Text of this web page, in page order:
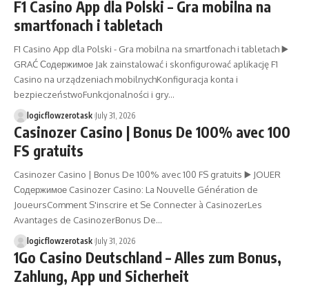
F1 Casino App dla Polski – Gra mobilna na
smartfonach i tabletach
F1 Casino App dla Polski - Gra mobilna na smartfonach i tabletach ▶️
GRAĆ Содержимое Jak zainstalować i skonfigurować aplikację F1
Casino na urządzeniach mobilnychKonfiguracja konta i
bezpieczeństwoFunkcjonalności i gry…
logicflowzerotask July 31, 2026
Casinozer Casino | Bonus De 100% avec 100
FS gratuits
Casinozer Casino | Bonus De 100% avec 100 FS gratuits ▶️ JOUER
Содержимое Casinozer Casino: La Nouvelle Génération de
JoueursComment S'inscrire et Se Connecter à CasinozerLes
Avantages de CasinozerBonus De…
logicflowzerotask July 31, 2026
1Go Casino Deutschland – Alles zum Bonus,
Zahlung, App und Sicherheit